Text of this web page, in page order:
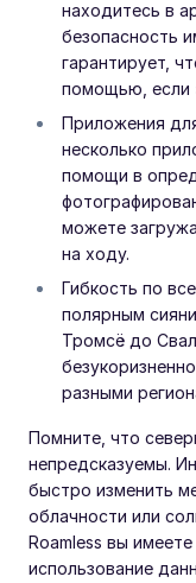
находитесь в
безопасность
гарантирует,
помощью, если
Приложения
несколько
помощи в
можете
на ходу.
Гибкость по
полярным
Тромсё до
разными
Помните, что
непредсказуемы.
быстро изменить
облачности или
Roamless вы
использование